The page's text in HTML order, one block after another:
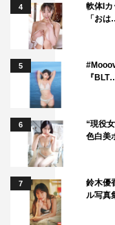
4
軟体I
「お
5
『
6
“現役
色白美
7
鈴木優
ル写真